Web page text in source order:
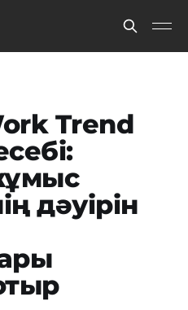
Trend
дәуірін